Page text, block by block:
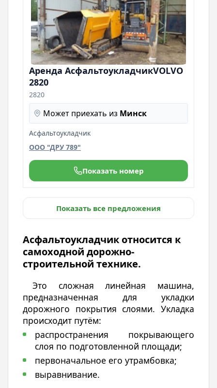
Аренда АсфальтоукладчикVOLVO
2820
2820
Может приехать из Минск
Асфальтоукладчик
ООО "ДРУ 789"
Показать номер
Показать все предложения
Асфальтоукладчик относится к
самоходной дорожно-
строительной технике.
Это сложная линейная машина,
предназначенная для укладки
дорожного покрытия слоями. Укладка
происходит путём:
распространения покрывающего
слоя по подготовленной площади;
первоначальное его утрамбовка;
выравнивание.